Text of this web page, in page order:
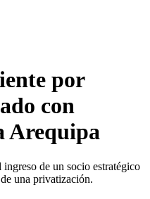
por
con
Arequipa
de un socio estratégico
una privatización.